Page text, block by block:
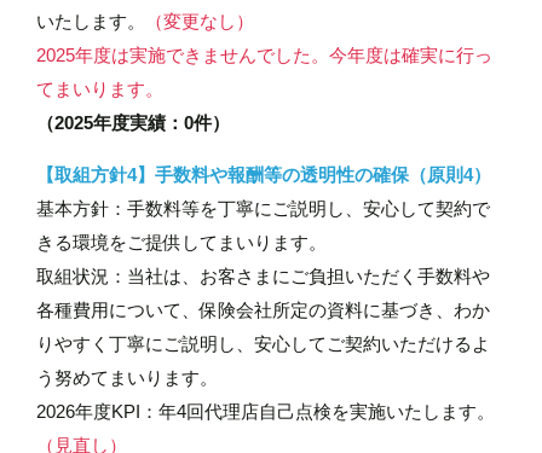
いたします。
（変更なし）
2025年度は実施できませんでした。今年度は確実に行っ
てまいります。
（2025年度実績：0件）
【取組方針4】手数料や報酬等の透明性の確保（原則4）
基本方針：手数料等を丁寧にご説明し、安心して契約で
きる環境をご提供してまいります。
取組状況：当社は、お客さまにご負担いただく手数料や
各種費用について、保険会社所定の資料に基づき、わか
りやすく丁寧にご説明し、安心してご契約いただけるよ
う努めてまいります。
2026年度KPI：年4回代理店自己点検を実施いたします。
（見直し）